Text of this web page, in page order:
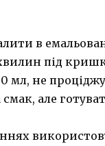
в
під
мл, не
але